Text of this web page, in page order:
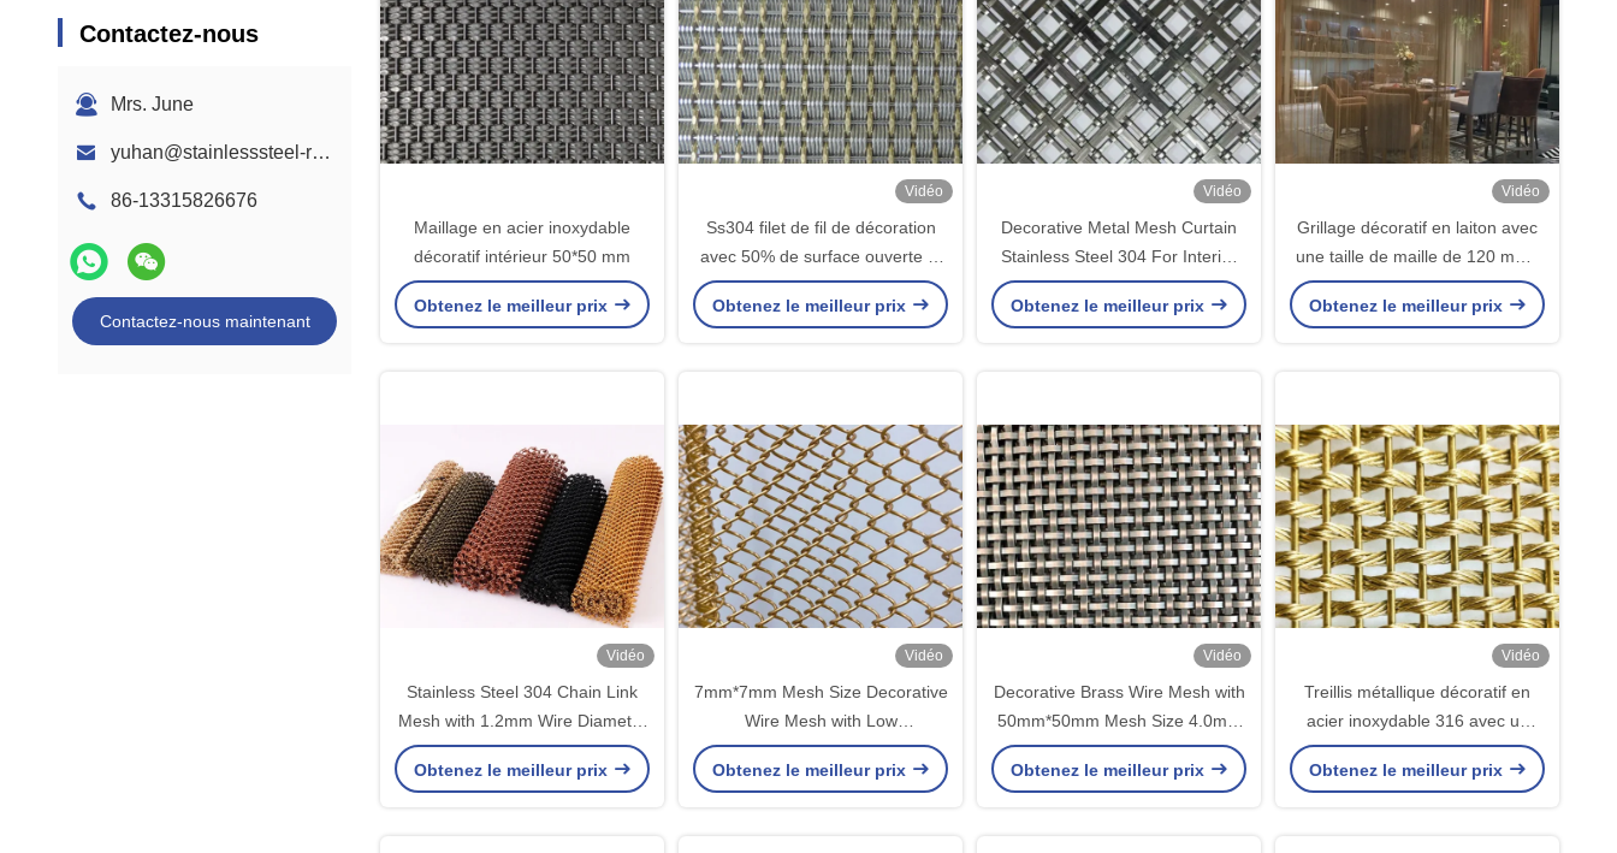
Contactez-nous
Mrs. June
yuhan@stainlesssteel-ropemesh.com
86-13315826676
Contactez-nous maintenant
Maillage en acier inoxydable
décoratif intérieur 50*50 mm
Obtenez le meilleur prix
Vidéo
Ss304 filet de fil de décoration
avec 50% de surface ouverte et
7 kg de poids pour les
applications de taille de panneau
Obtenez le meilleur prix
Vidéo
Decorative Metal Mesh Curtain
Stainless Steel 304 For Interior
Design
Obtenez le meilleur prix
Vidéo
Grillage décoratif en laiton avec
une taille de maille de 120 mm *
120 mm, une surface ouverte de
50 % et un poids de 7 kg/m² pour
Obtenez le meilleur prix
Vidéo
Stainless Steel 304 Chain Link
Mesh with 1.2mm Wire Diameter
and 6mm*6mm Mesh Size for
Decorative Wire Mesh
Obtenez le meilleur prix
Vidéo
7mm*7mm Mesh Size Decorative
Wire Mesh with Low
Maintenance and Eco-friendly
Stainless Steel Gold Chain Link
Obtenez le meilleur prix
Vidéo
Decorative Brass Wire Mesh with
50mm*50mm Mesh Size 4.0mm
Opening and 1.6mm Thickness
for Architectural Design
Obtenez le meilleur prix
Vidéo
Treillis métallique décoratif en
acier inoxydable 316 avec un
diamètre de fil de 1,5 mm et une
couleur personnalisée pour la
Obtenez le meilleur prix